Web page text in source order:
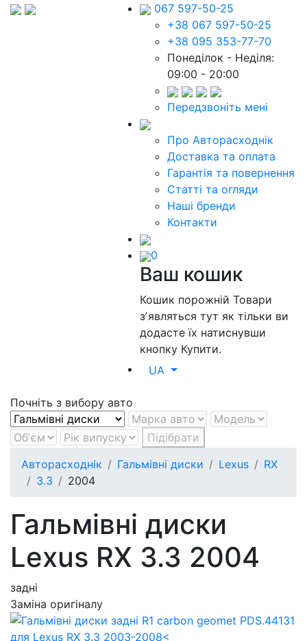
067 597-50-25
+38 067 597-50-25
+38 095 353-77-70
Понеділок - Неділя:
09:00 - 20:00
Передзвоніть мені
Про Авторасходнік
Доставка та оплата
Гарантія та повернення
Статті та огляди
Наші бренди
Контакти
0
Ваш кошик
Кошик порожнійТовари
зʼявляться тут як тільки ви
додасте їх натиснувши
кнопку Купити.
UA
Почніть з вибору авто
Підібрати
Авторасходнік
Гальмівні диски Lexus
RX
3.3
2004
Гальмівні диски
Lexus RX 3.3 2004
задні
Заміна оригіналу